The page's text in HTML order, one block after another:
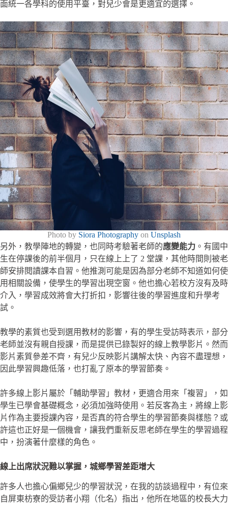
面統一各學科的使用平臺，對兒少會是更適宜的選擇。
Photo by Siora Photography on Unsplash
另外，教學陣地的轉變，也同時考驗著老師的應變能力 。有國中
生在停課後的前半個月，只在線上上了 2 堂課，其他時間則被老
師安排閱讀課本自習。他推測可能是因為部分老師不知道如何使
用相關設備，使學生的學習出現空窗。他也擔心若校方沒有及時
介入，學習成效將會大打折扣，影響往後的學習進度和升學考
試。
教學的素質也受到選用教材的影響，有的學生受訪時表示，部分
老師並沒有親自授課，而是提供已錄製好的線上教學影片。然而
影片素質參差不齊，有兒少反映影片講解太快、內容不盡理想，
因此學習興趣低落，也打亂了原本的學習節奏。
許多線上影片屬於「輔助學習」教材，更適合用來「複習」，如
學生已學會基礎概念，必須加強時使用。若反客為主，將線上影
片作為主要授課內容，是否真的符合學生的學習節奏與樣態？或
許這也正好是一個機會，讓我們重新反思老師在學生的學習過程
中，扮演著什麼樣的角色。
線上出席狀況難以掌握，城鄉學習差距增大
許多人也擔心偏鄉兒少的學習狀況，在我的訪談過程中，有位來
自屏東枋寮的受訪者小翔（化名）指出，他所在地區的校長大力